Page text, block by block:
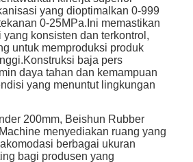
yang dioptimalkan 0-999
0-25MPa.Ini memastikan
konsisten dan terkontrol,
untuk memproduksi produk
baja pers
daya tahan dan kemampuan
yang menuntut lingkungan
200mm, Beishun Rubber
menyediakan ruang yang
berbagai ukuran
bagi produsen yang